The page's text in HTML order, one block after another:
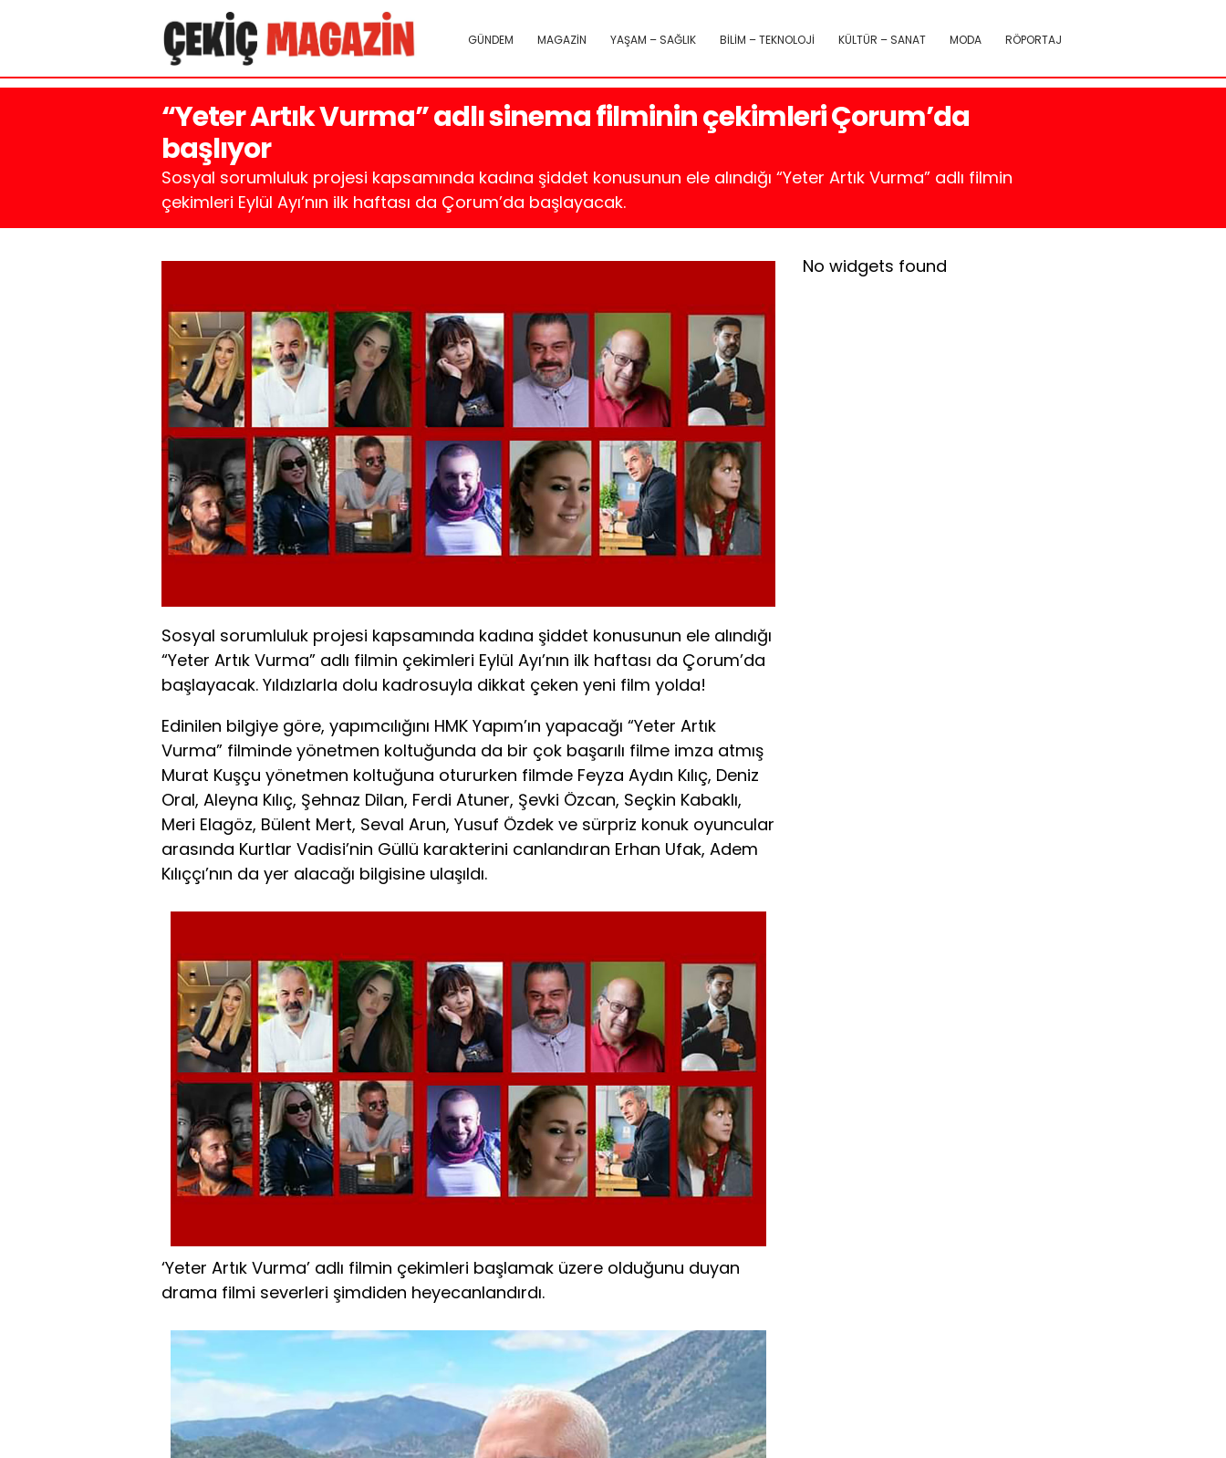
GÜNDEM MAGAZİN YAŞAM – SAĞLIK BİLİM – TEKNOLOJİ KÜLTÜR – SANAT MODA RÖPORTAJ
“Yeter Artık Vurma” adlı sinema filminin çekimleri Çorum’da
başlıyor
Sosyal sorumluluk projesi kapsamında kadına şiddet konusunun ele alındığı “Yeter Artık Vurma” adlı filmin
çekimleri Eylül Ayı’nın ilk haftası da Çorum’da başlayacak.
Sosyal sorumluluk projesi kapsamında kadına şiddet konusunun ele alındığı
“Yeter Artık Vurma” adlı filmin çekimleri Eylül Ayı’nın ilk haftası da Çorum’da
başlayacak. Yıldızlarla dolu kadrosuyla dikkat çeken yeni film yolda!
Edinilen bilgiye göre, yapımcılığını HMK Yapım’ın yapacağı “Yeter Artık
Vurma” filminde yönetmen koltuğunda da bir çok başarılı filme imza atmış
Murat Kuşçu yönetmen koltuğuna otururken filmde Feyza Aydın Kılıç, Deniz
Oral, Aleyna Kılıç, Şehnaz Dilan, Ferdi Atuner, Şevki Özcan, Seçkin Kabaklı,
Meri Elagöz, Bülent Mert, Seval Arun, Yusuf Özdek ve sürpriz konuk oyuncular
arasında Kurtlar Vadisi’nin Güllü karakterini canlandıran Erhan Ufak, Adem
Kılıççı’nın da yer alacağı bilgisine ulaşıldı.
‘Yeter Artık Vurma’ adlı filmin çekimleri başlamak üzere olduğunu duyan
drama filmi severleri şimdiden heyecanlandırdı.
No widgets found